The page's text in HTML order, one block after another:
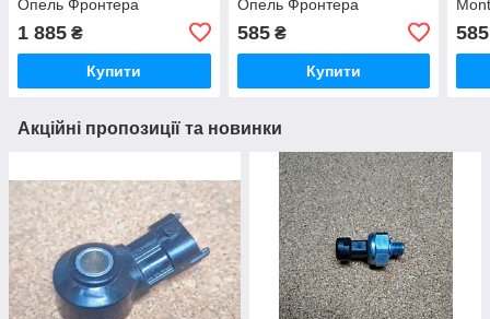
Опель Фронтера
1 885 ₴
Купити
Опель Фронтера
585₴
Купити
585
Акційні пропозиції та новинки